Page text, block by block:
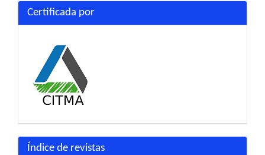
Certificada por
Índice de revistas